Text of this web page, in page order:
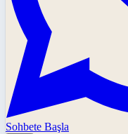
Sohbete Başla